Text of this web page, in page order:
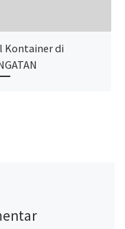
Kontainer di